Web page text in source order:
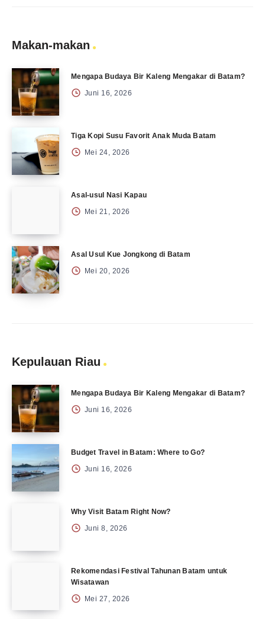
Makan-makan
Mengapa Budaya Bir Kaleng Mengakar di Batam?
Juni 16, 2026
Tiga Kopi Susu Favorit Anak Muda Batam
Mei 24, 2026
Asal-usul Nasi Kapau
Mei 21, 2026
Asal Usul Kue Jongkong di Batam
Mei 20, 2026
Kepulauan Riau
Mengapa Budaya Bir Kaleng Mengakar di Batam?
Juni 16, 2026
Budget Travel in Batam: Where to Go?
Juni 16, 2026
Why Visit Batam Right Now?
Juni 8, 2026
Rekomendasi Festival Tahunan Batam untuk
Wisatawan
Mei 27, 2026